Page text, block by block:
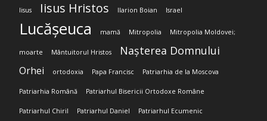
Iisus Iisus Hristos Ilarion Boian Israel
Lucășeuca mamă Mitropolia Mitropolia Moldovei;
moarte Mântuitorul Hristos Nașterea Domnului
Orhei ortodoxia Papa Francisc Patriarhia de la Moscova
Patriarhia Română Patriarhul Bisericii Ortodoxe Române
Patriarhul Chiril Patriarhul Daniel Patriarhul Ecumenic